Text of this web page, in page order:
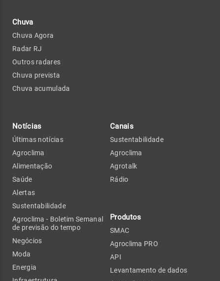
Chuva
Chuva Agora
Radar RJ
Outros radares
Chuva prevista
Chuva acumulada
Notícias
Últimas notícias
Agroclima
Alimentação
Saúde
Alertas
Sustentabilidade
Agroclima - Boletim Semanal
de previsão do tempo
Negócios
Moda
Energia
Canais
Sustentabilidade
Agroclima
Agrotalk
Rádio
Produtos
SMAC
Agroclima PRO
API
Levantamento de dados